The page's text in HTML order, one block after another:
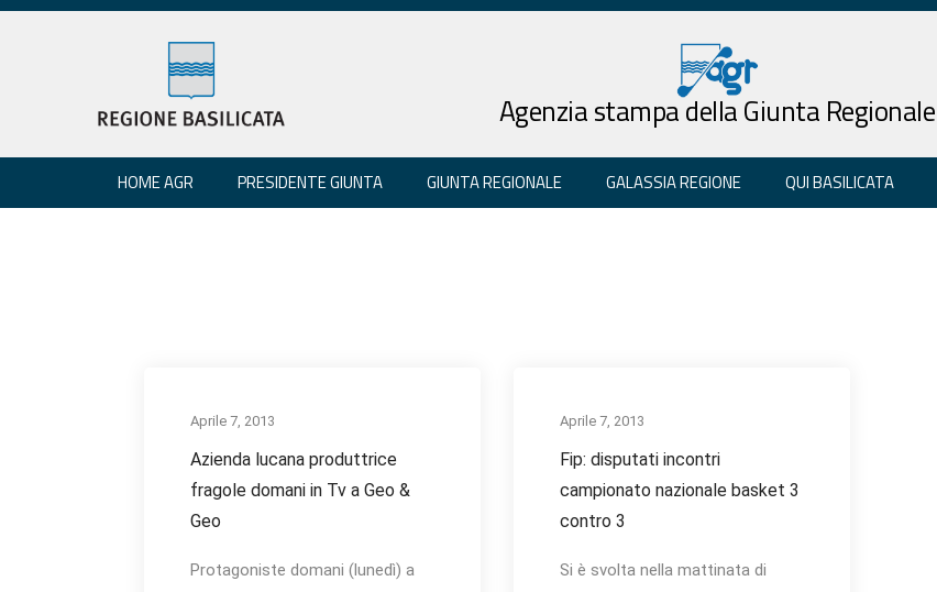
Agenzia stampa della Giunta Regionale
HOME AGR PRESIDENTE GIUNTA GIUNTA REGIONALE GALASSIA REGIONE QUI BASILICATA
Aprile 7, 2013
Azienda lucana produttrice
fragole domani in Tv a Geo &
Geo
Protagoniste domani (lunedì) a
Aprile 7, 2013
Fip: disputati incontri
campionato nazionale basket 3
contro 3
Si è svolta nella mattinata di